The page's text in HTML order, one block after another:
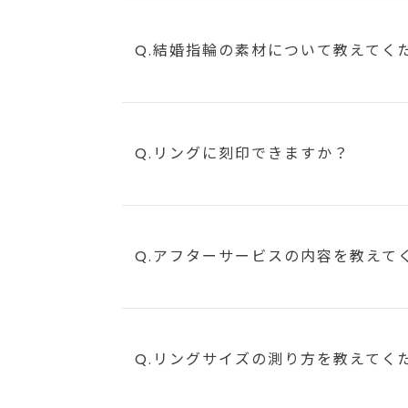
Q.結婚指輪の素材について教えてく
Q.リングに刻印できますか？
Q.アフターサービスの内容を教えて
Q.リングサイズの測り方を教えてく